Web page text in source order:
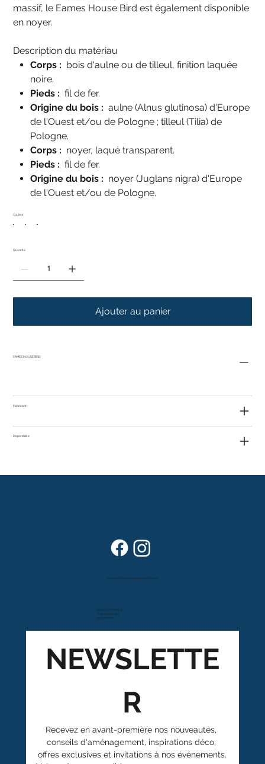
massif, le Eames House Bird est également disponible
en noyer.
Description du matériau
Corps : bois d'aulne ou de tilleul, finition laquée
noire.
Pieds : fil de fer.
Origine du bois : aulne (Alnus glutinosa) d'Europe
de l'Ouest et/ou de Pologne ; tilleul (Tilia) de
Pologne.
Corps : noyer, laqué transparent.
Pieds : fil de fer.
Origine du bois : noyer (Juglans nigra) d'Europe
de l'Ouest et/ou de Pologne.
Couleur
Quantité
Ajouter au panier
EAMES HOUSE BIRD
Fabricant
Disponibilité
Route cantonale 4
Case postale 157
1963 Vétroz
Dans vos foyers depuis plus de 80 ans
NEWSLETTE
R
Recevez en avant-première nos nouveautés,
conseils d'aménagement, inspirations déco,
offres exclusives et invitations à nos événements.